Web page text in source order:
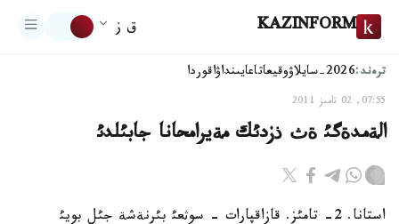
KAZINFORM ق ز
ترەند:2026-سايلاۋ وقيعاتاعايىنداۋاقوردا
07:55, 02 تامىز 2011
الةمدةگئ ةث ذزدئك مةيرامحانا جابئلدئ
استانا. 2- تامئز. قازاقپارات - سوثعئ بئرنةشة جئل بويئ